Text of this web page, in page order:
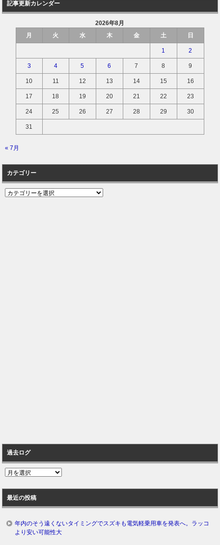
記事更新カレンダー
2026年8月
月
火 水 木 金 土 日
1 2
3 4 5 6 7 8 9
10 11 12 13 14 15 16
17 18 19 20 21 22 23
24 25 26 27 28 29 30
31
« 7月
カテゴリー
カ
過去ログ
過
ロ
グ
最近の投稿
年内のそう遠くないタイミングでスズキも電気軽乗用車を発表へ。ラッコ
より安い可能性大